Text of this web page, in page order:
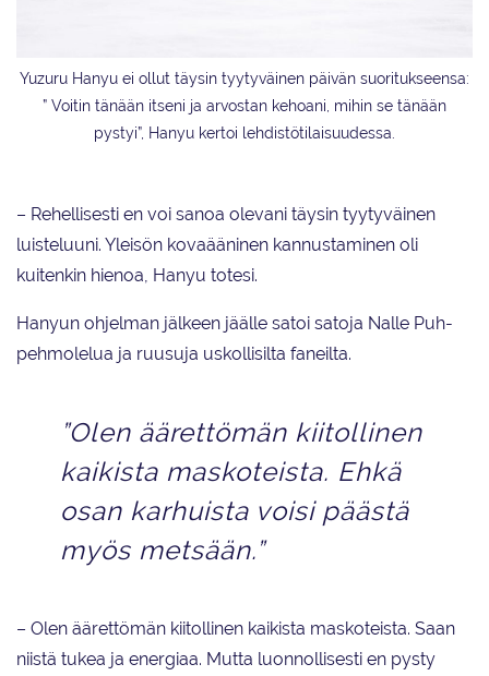
Yuzuru Hanyu ei ollut täysin tyytyväinen päivän suoritukseensa:
” Voitin tänään itseni ja arvostan kehoani, mihin se tänään
pystyi”, Hanyu kertoi lehdistötilaisuudessa.
– Rehellisesti en voi sanoa olevani täysin tyytyväinen
luisteluuni. Yleisön kovaääninen kannustaminen oli
kuitenkin hienoa, Hanyu totesi.
Hanyun ohjelman jälkeen jäälle satoi satoja Nalle Puh-
pehmolelua ja ruusuja uskollisilta faneilta.
”Olen äärettömän kiitollinen
kaikista maskoteista. Ehkä
osan karhuista voisi päästä
myös metsään.”
– Olen äärettömän kiitollinen kaikista maskoteista. Saan
niistä tukea ja energiaa. Mutta luonnollisesti en pysty